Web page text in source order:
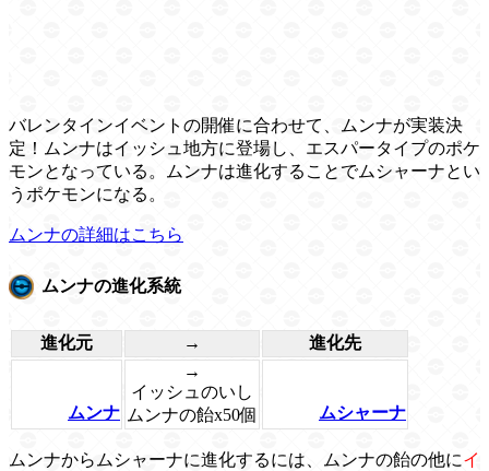
バレンタインイベントの開催に合わせて、ムンナが実装決
定！ムンナはイッシュ地方に登場し、エスパータイプのポケ
モンとなっている。ムンナは進化することでムシャーナとい
うポケモンになる。
ムンナの詳細はこちら
ムンナの進化系統
進化元 → 進化先
ムンナ
→
イッシュのいし
ムンナの飴x50個
ムシャーナ
ムンナからムシャーナに進化するには、ムンナの飴の他にイ